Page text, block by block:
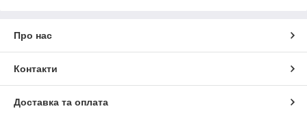
Про нас
Контакти
Доставка та оплата